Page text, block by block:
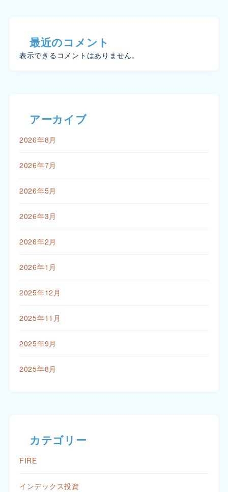
最近のコメント
表示できるコメントはありません。
アーカイブ
2026年8月
2026年7月
2026年5月
2026年3月
2026年2月
2026年1月
2025年12月
2025年11月
2025年9月
2025年8月
カテゴリー
FIRE
インデックス投資